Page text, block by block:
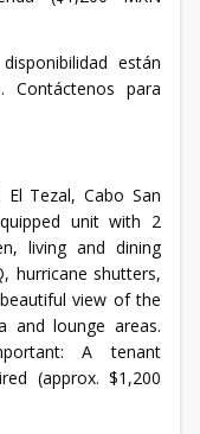
están
para
Tezal, Cabo San
unit with 2
living and dining
hurricane shutters,
view of the
and lounge areas.
A tenant
(approx. $1,200